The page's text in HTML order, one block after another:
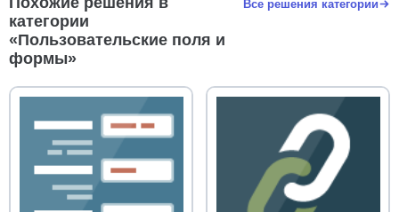
категории
«Пользовательские поля и
формы»
Все решения категории